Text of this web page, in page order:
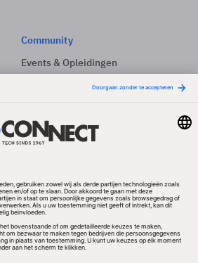
Community
Events & Opleidingen
Nieuwsbrieven